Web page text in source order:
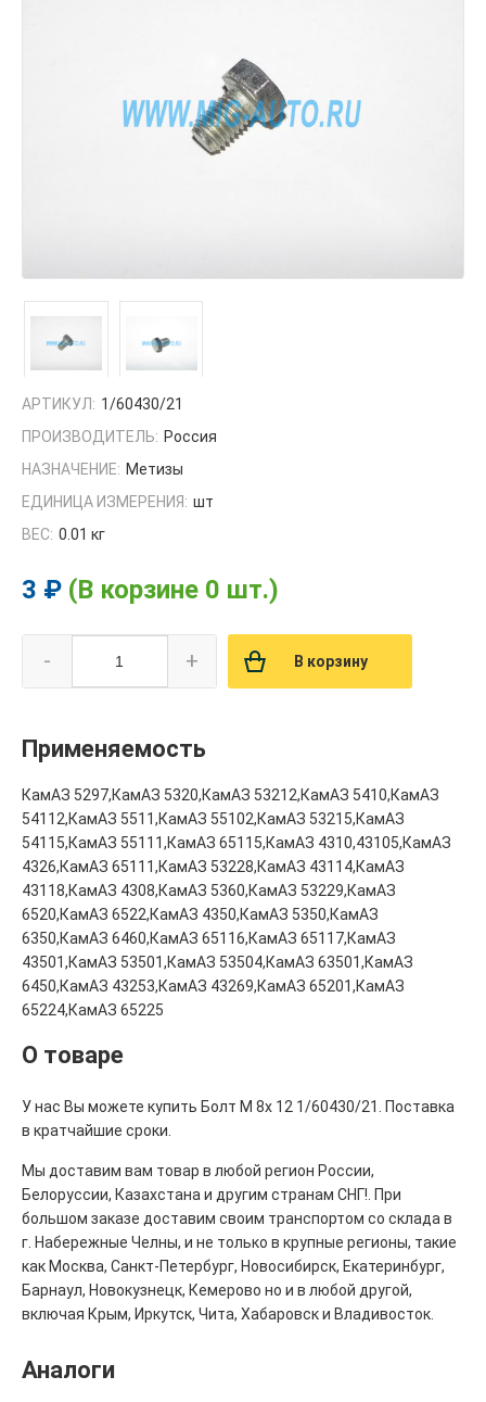
АРТИКУЛ: 1/60430/21
ПРОИЗВОДИТЕЛЬ: Россия
НАЗНАЧЕНИЕ: Метизы
ЕДИНИЦА ИЗМЕРЕНИЯ: шт
ВЕС: 0.01 кг
3 ₽ (В корзине 0 шт.)
- + В корзину
Применяемость
КамАЗ 5297,КамАЗ 5320,КамАЗ 53212,КамАЗ 5410,КамАЗ
54112,КамАЗ 5511,КамАЗ 55102,КамАЗ 53215,КамАЗ
54115,КамАЗ 55111,КамАЗ 65115,КамАЗ 4310,43105,КамАЗ
4326,КамАЗ 65111,КамАЗ 53228,КамАЗ 43114,КамАЗ
43118,КамАЗ 4308,КамАЗ 5360,КамАЗ 53229,КамАЗ
6520,КамАЗ 6522,КамАЗ 4350,КамАЗ 5350,КамАЗ
6350,КамАЗ 6460,КамАЗ 65116,КамАЗ 65117,КамАЗ
43501,КамАЗ 53501,КамАЗ 53504,КамАЗ 63501,КамАЗ
6450,КамАЗ 43253,КамАЗ 43269,КамАЗ 65201,КамАЗ
65224,КамАЗ 65225
О товаре
У нас Вы можете купить Болт М 8х 12 1/60430/21. Поставка
в кратчайшие сроки.
Мы доставим вам товар в любой регион России,
Белоруссии, Казахстана и другим странам СНГ!. При
большом заказе доставим своим транспортом со склада в
г. Набережные Челны, и не только в крупные регионы, такие
как Москва, Санкт-Петербург, Новосибирск, Екатеринбург,
Барнаул, Новокузнецк, Кемерово но и в любой другой,
включая Крым, Иркутск, Чита, Хабаровск и Владивосток.
Аналоги